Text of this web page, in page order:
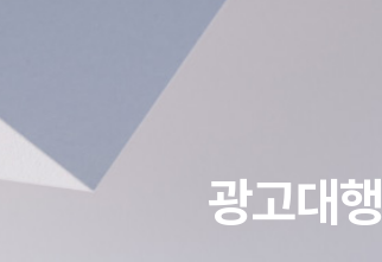
광고대행